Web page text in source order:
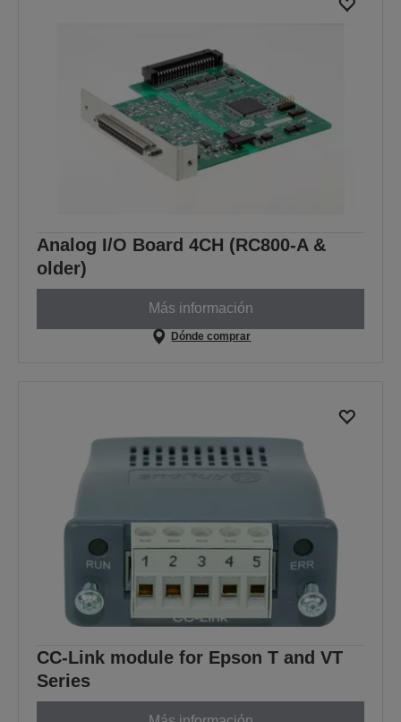
Analog I/O Board 4CH (RC800-A &
older)
Más información
Dónde comprar
CC-Link module for Epson T and VT
Series